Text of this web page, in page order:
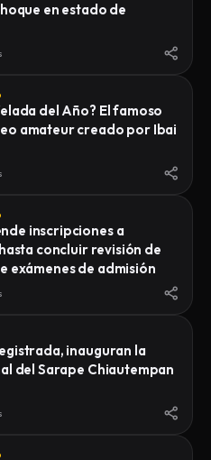
en estado de
del Año? El famoso
amateur creado por Ibai
inscripciones a
concluir revisión de
exámenes de admisión
inauguran la
del Sarape Chiautempan